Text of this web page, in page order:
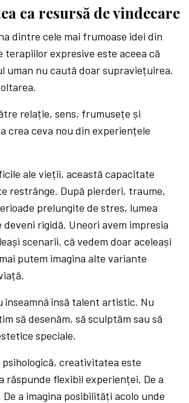
ca resursă de vindecare
dintre cele mai frumoase idei din
terapiilor expresive este aceea că
uman nu caută doar supraviețuirea.
relație, sens, frumusețe și
crea ceva nou din experiențele
ale vieții, această capacitate
restrânge. După pierderi, traume,
prelungite de stres, lumea
rigidă. Uneori avem impresia
scenarii, că vedem doar aceleași
putem imagina alte variante
înseamnă însă talent artistic. Nu
să desenăm, să sculptăm sau să
speciale.
creativitatea este
răspunde flexibil experienței. De a
De a imagina posibilități acolo unde